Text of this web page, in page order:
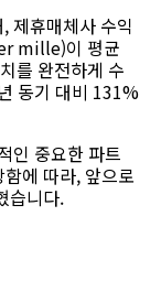
제휴매체사 수익
mille)이 평균
를 완전하게 수
동기 대비 131%
인 중요한 파트
에 따라, 앞으로
습니다.